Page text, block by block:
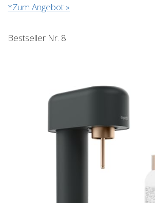
*Zum Angebot »
Bestseller Nr. 8